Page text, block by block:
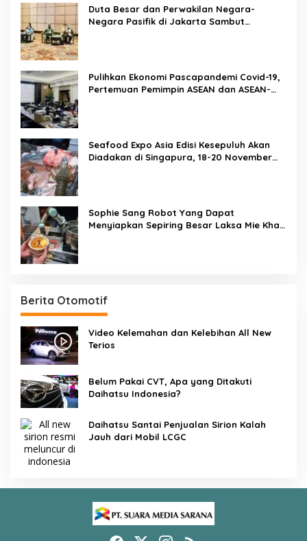
Duta Besar dan Perwakilan Negara-
Negara Pasifik di Jakarta Sambut
Pulihkan Ekonomi Pascapandemi Covid-19,
Pertemuan Pemimpin ASEAN dan ASEAN-
Seafood Expo Asia Edisi Kesepuluh Akan
Diadakan di Singapura, 18-20 November
Sophie Sang Robot Yang Dapat
Menyiapkan Sepiring Besar Laksa Mie Khas
Berita Otomotif
Video Kelemahan dan Kelebihan All New
Terios
Belum Pakai CVT, Apa yang Ditakuti
Daihatsu Indonesia?
Daihatsu Santai Penjualan Sirion Kalah
Jauh dari Mobil LCGC